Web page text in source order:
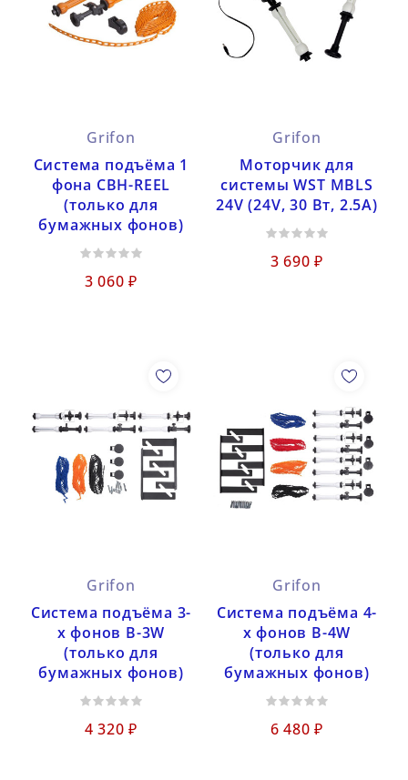
Grifon
Cистема подъёма 1
фона CBH-REEL
(только для
бумажных фонов)
3 060 ₽
Grifon
Моторчик для
системы WST MBLS
24V (24V, 30 Вт, 2.5А)
3 690 ₽
Grifon
Cистема подъёма 3-
х фонов B-3W
(только для
бумажных фонов)
4 320 ₽
Grifon
Cистема подъёма 4-
х фонов B-4W
(только для
бумажных фонов)
6 480 ₽